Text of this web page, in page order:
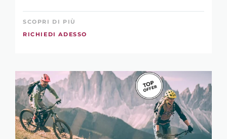
SCOPRI DI PIÙ
RICHIEDI ADESSO